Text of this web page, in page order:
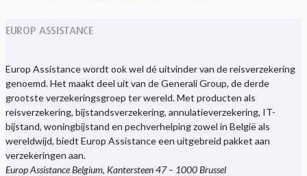
EUROP ASSISTANCE
Europ Assistance wordt ook wel dé uitvinder van de reisverzekering
genoemd. Het maakt deel uit van de Generali Group, de derde
grootste verzekeringsgroep ter wereld. Met producten als
reisverzekering, bijstandsverzekering, annulatieverzekering, IT-
bijstand, woningbijstand en pechverhelping zowel in België als
wereldwijd, biedt Europ Assistance een uitgebreid pakket aan
verzekeringen aan.
Europ Assistance Belgium, Kantersteen 47 – 1000 Brussel